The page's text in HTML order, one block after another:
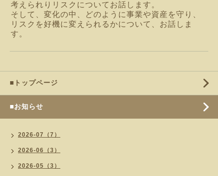
考えられりリスクについてお話します。
そして、変化の中、どのように事業や資産を守り、
リスクを好機に変えられるかについて、お話しま
す。
■トップページ
■お知らせ
2026-07（7）
2026-06（3）
2026-05（3）